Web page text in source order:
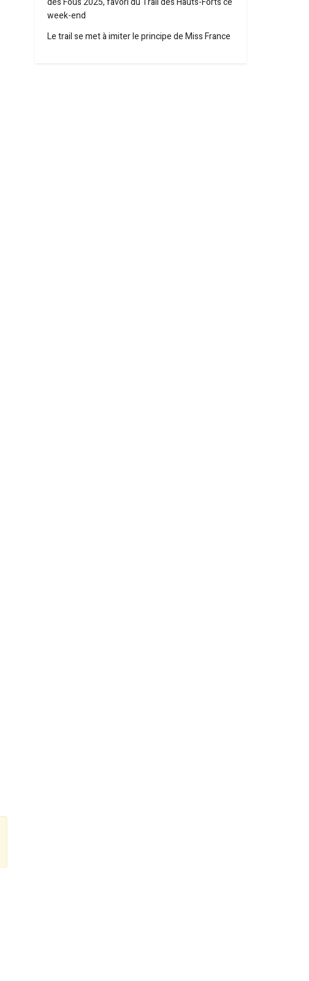
week-end
Le trail se met à imiter le principe de Miss France